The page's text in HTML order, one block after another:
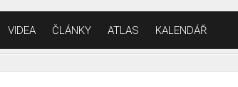
VIDEA ČLÁNKY ATLAS KALENDÁŘ